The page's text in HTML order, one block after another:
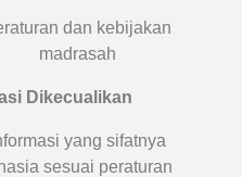
dan kebijakan
madrasah
Dikecualikan
yang sifatnya
sesuai peraturan